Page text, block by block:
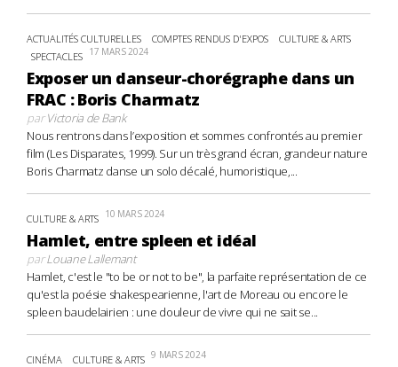
ACTUALITÉS CULTURELLES COMPTES RENDUS D'EXPOS
CULTURE & ARTS
SPECTACLES 17 MARS 2024
Exposer un danseur-chorégraphe dans un
FRAC : Boris Charmatz
parVictoria de Bank
Nous rentrons dans l’exposition et sommes confrontés au premier
film (Les Disparates, 1999). Sur un très grand écran, grandeur nature
Boris Charmatz danse un solo décalé, humoristique,...
CULTURE & ARTS 10 MARS 2024
Hamlet, entre spleen et idéal
parLouane Lallemant
Hamlet, c'est le "to be or not to be", la parfaite représentation de ce
qu'est la poésie shakespearienne, l'art de Moreau ou encore le
spleen baudelairien : une douleur de vivre qui ne sait se...
CINÉMA CULTURE & ARTS 9 MARS 2024